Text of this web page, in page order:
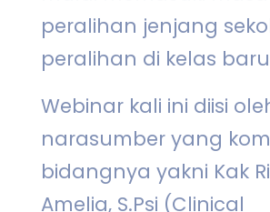
peralihan jenjang
peralihan di kelas
Webinar kali ini diisi
narasumber yang
bidangnya yakni Kak
Amelia, S.Psi (Clinical